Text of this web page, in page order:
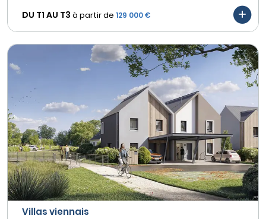
DU T1 AU T3 à partir de 129 000 €
Villas viennais